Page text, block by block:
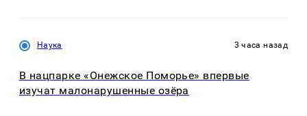
Наука 3 часа назад
В нацпарке «Онежское Поморье» впервые
изучат малонарушенные озёра